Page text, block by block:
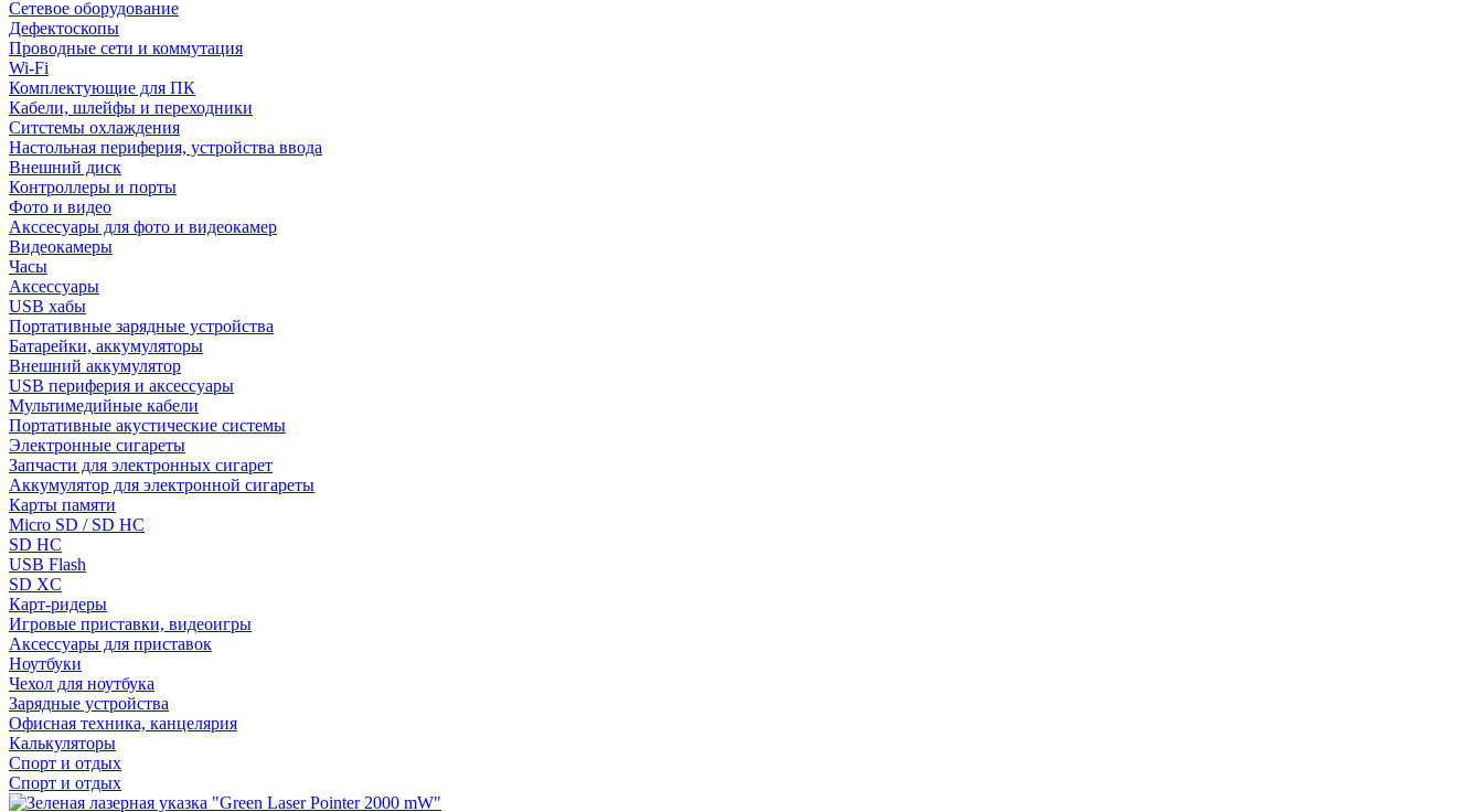
Сетевое оборудование
Дефектоскопы
Проводные сети и коммутация
Wi-Fi
Комплектующие для ПК
Кабели, шлейфы и переходники
Ситстемы охлаждения
Настольная периферия, устройства ввода
Внешний диск
Контроллеры и порты
Фото и видео
Акссесуары для фото и видеокамер
Видеокамеры
Часы
Аксессуары
USB хабы
Портативные зарядные устройства
Батарейки, аккумуляторы
Внешний аккумулятор
USB периферия и аксессуары
Мультимедийные кабели
Портативные акустические системы
Электронные сигареты
Запчасти для электронных сигарет
Аккумулятор для электронной сигареты
Карты памяти
Micro SD / SD HC
SD HC
USB Flash
SD XC
Карт-ридеры
Игровые приставки, видеоигры
Аксессуары для приставок
Ноутбуки
Чехол для ноутбука
Зарядные устройства
Офисная техника, канцелярия
Калькуляторы
Спорт и отдых
Спорт и отдых